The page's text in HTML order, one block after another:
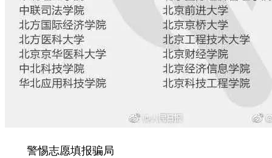
警惕志愿填报骗局